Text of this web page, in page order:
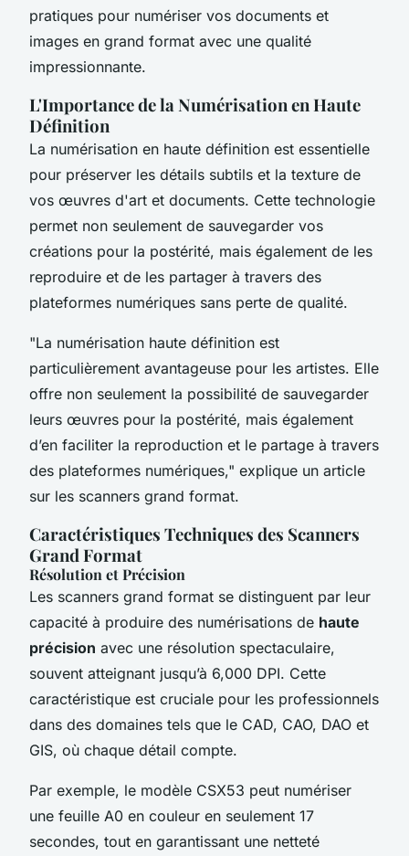
pratiques pour numériser vos documents et
images en grand format avec une qualité
impressionnante.
L'Importance de la Numérisation en Haute
Définition
La numérisation en haute définition est essentielle
pour préserver les détails subtils et la texture de
vos œuvres d'art et documents. Cette technologie
permet non seulement de sauvegarder vos
créations pour la postérité, mais également de les
reproduire et de les partager à travers des
plateformes numériques sans perte de qualité.
"La numérisation haute définition est
particulièrement avantageuse pour les artistes. Elle
offre non seulement la possibilité de sauvegarder
leurs œuvres pour la postérité, mais également
d’en faciliter la reproduction et le partage à travers
des plateformes numériques," explique un article
sur les scanners grand format.
Caractéristiques Techniques des Scanners
Grand Format
Résolution et Précision
Les scanners grand format se distinguent par leur
capacité à produire des numérisations de haute
précision avec une résolution spectaculaire,
souvent atteignant jusqu’à 6,000 DPI. Cette
caractéristique est cruciale pour les professionnels
dans des domaines tels que le CAD, CAO, DAO et
GIS, où chaque détail compte.
Par exemple, le modèle CSX53 peut numériser
une feuille A0 en couleur en seulement 17
secondes, tout en garantissant une netteté